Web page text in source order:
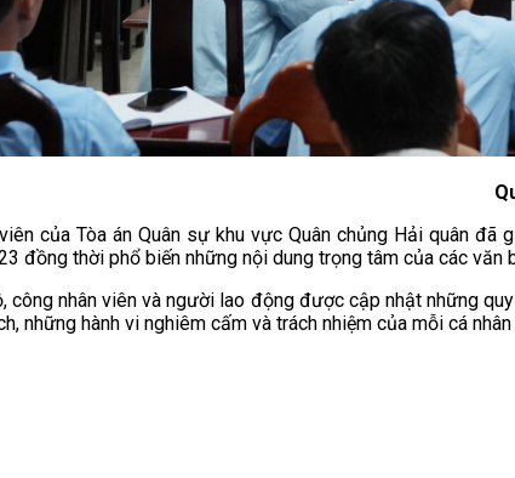
của Tòa án Quân sự khu vực Quân chủng Hải quân
đồng thời phổ biến những nội dung trọng tâm của các văn
công nhân viên và người lao động được cập nhật những
những hành vi nghiêm cấm và trách nhiệm của mỗi cá